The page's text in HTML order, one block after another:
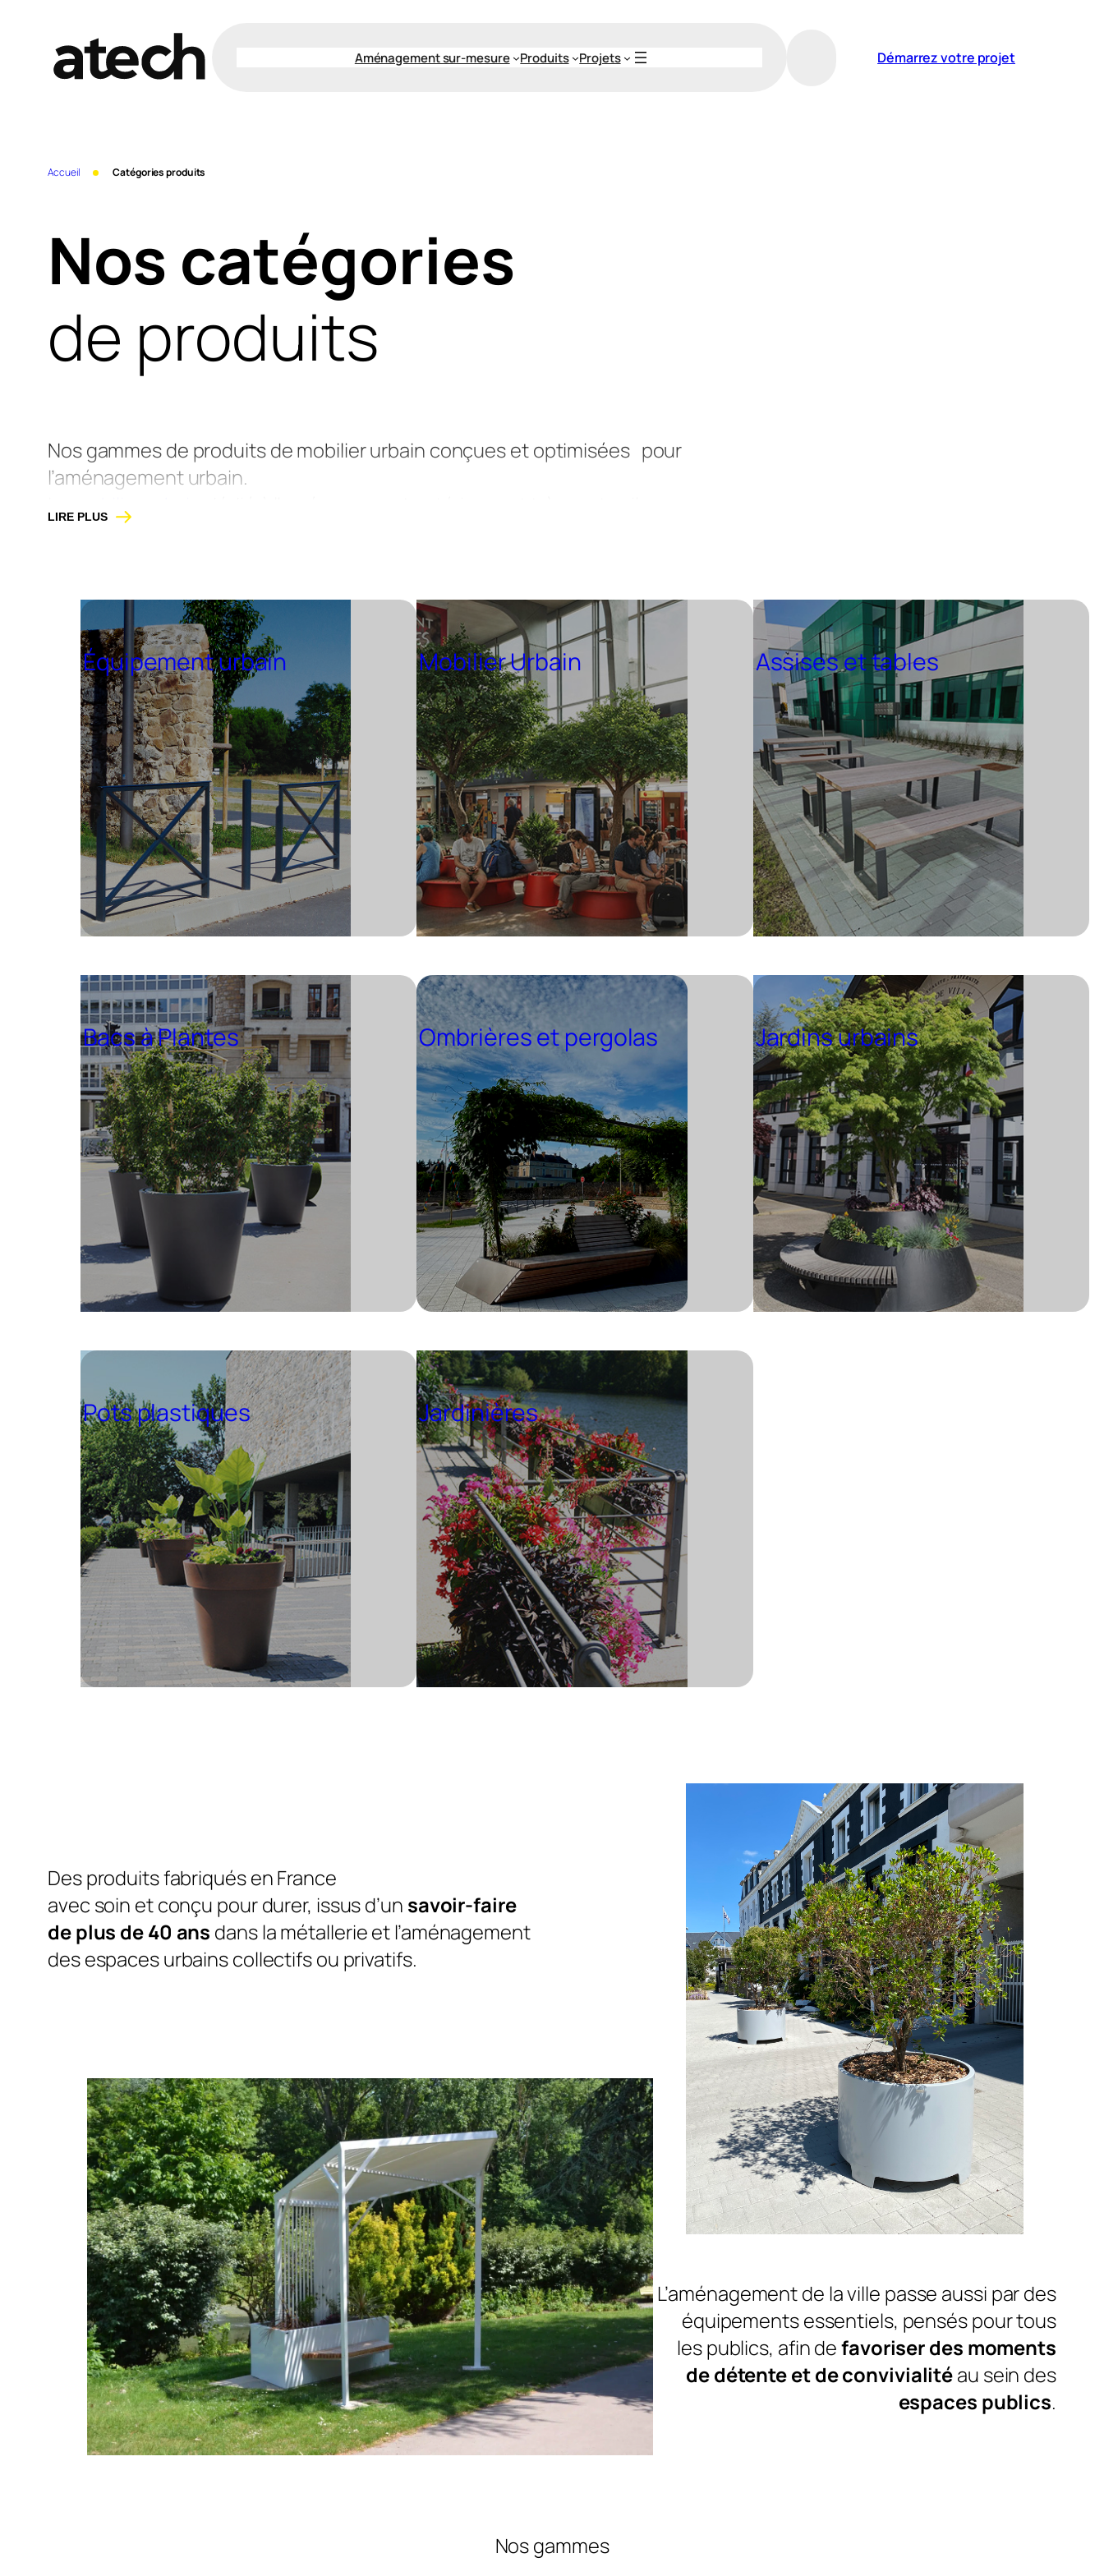
contenu
Aménagement sur-mesure Produits Projets Démarrez votre projet
Accueil Catégories produits
Nos catégories
de produits
Nos gammes de produits de mobilier urbain conçues et optimisées pour
l’aménagement urbain.
mobilier urbain
l’ensemble des équipements installés dans l’espace public pour répondre aux besoins
collaboration avec des architectes et designers, afin d’améliorer durablement les
espaces publics.
LIRE PLUS
Équipement urbain Mobilier Urbain Assises et tables
Bacs à Plantes Ombrières et pergolas Jardins urbains
Pots plastiques Jardinières
Des produits fabriqués en France
avec soin et conçu pour durer, issus d’un savoir-faire
de plus de 40 ans dans la métallerie et l’aménagement
des espaces urbains collectifs ou privatifs.
L’aménagement de la ville passe aussi par des
équipements essentiels, pensés pour tous
les publics, afin defavoriser des moments
de détente et de convivialitéau sein des
espaces publics.
Nos gammes